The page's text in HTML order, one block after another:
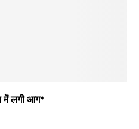
में लगी आग*